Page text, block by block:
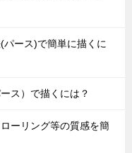
ース)で簡単に描くに
ス）で描くには？
ーリング等の質感を簡